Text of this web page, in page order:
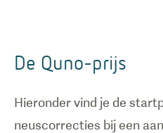
De Quno-prijs
Hieronder vind je de
neuscorrecties bij een